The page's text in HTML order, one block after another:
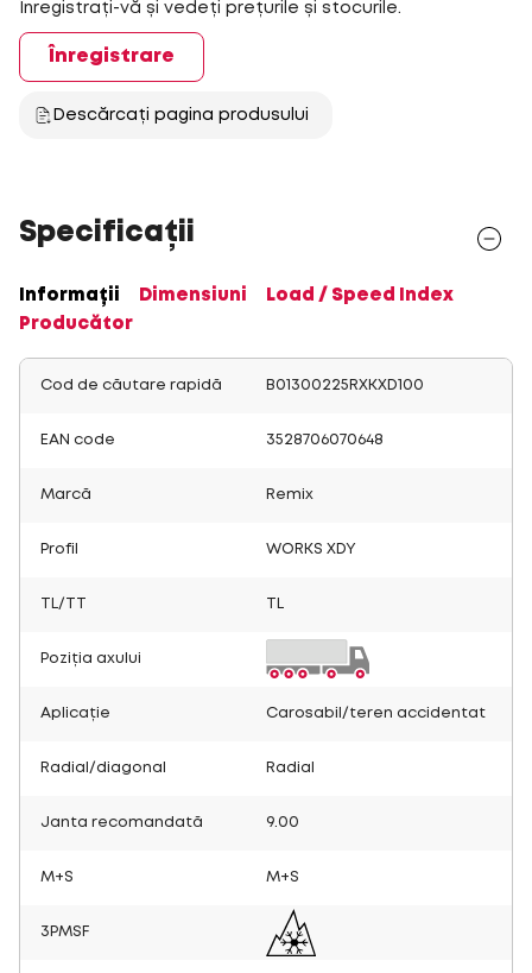
Înregistrați-vă și vedeți prețurile și stocurile.
Înregistrare
Descărcați pagina produsului
Specificații
Informații Dimensiuni
Load / Speed Index
Producător
Cod de căutare rapidă B01300225RXKXD100
EAN code 3528706070648
Marcă Remix
Profil WORKS XDY
TL/TT
Poziția axului
Aplicație Carosabil/teren accidentat
Radial/diagonal Radial
Janta recomandată 9.00
M+S M+S
3PMSF